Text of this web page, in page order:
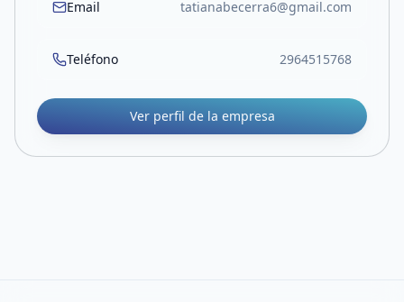
Email tatianabecerra6@gmail.com
Teléfono 2964515768
Ver perfil de la empresa